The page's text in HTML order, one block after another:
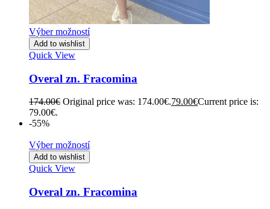
Výber možností
Add to wishlist
Quick View
Overal zn. Fracomina
174.00€ Original price was: 174.00€.79.00€Current price is:
79.00€.
-55%
Výber možností
Add to wishlist
Quick View
Overal zn. Fracomina